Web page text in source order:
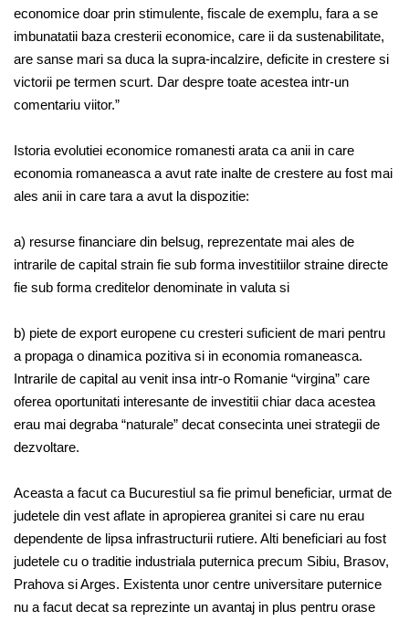
economice doar prin stimulente, fiscale de exemplu, fara a se
imbunatatii baza cresterii economice, care ii da sustenabilitate,
are sanse mari sa duca la supra-incalzire, deficite in crestere si
victorii pe termen scurt. Dar despre toate acestea intr-un
comentariu viitor.”
Istoria evolutiei economice romanesti arata ca anii in care
economia romaneasca a avut rate inalte de crestere au fost mai
ales anii in care tara a avut la dispozitie:
a) resurse financiare din belsug, reprezentate mai ales de
intrarile de capital strain fie sub forma investitiilor straine directe
fie sub forma creditelor denominate in valuta si
b) piete de export europene cu cresteri suficient de mari pentru
a propaga o dinamica pozitiva si in economia romaneasca.
Intrarile de capital au venit insa intr-o Romanie “virgina” care
oferea oportunitati interesante de investitii chiar daca acestea
erau mai degraba “naturale” decat consecinta unei strategii de
dezvoltare.
Aceasta a facut ca Bucurestiul sa fie primul beneficiar, urmat de
judetele din vest aflate in apropierea granitei si care nu erau
dependente de lipsa infrastructurii rutiere. Alti beneficiari au fost
judetele cu o traditie industriala puternica precum Sibiu, Brasov,
Prahova si Arges. Existenta unor centre universitare puternice
nu a facut decat sa reprezinte un avantaj in plus pentru orase